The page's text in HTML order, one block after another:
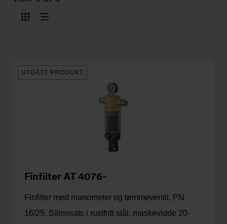
Vis
Vis
UTGÅTT PRODUKT
Finfilter AT 4076-
Finfilter med manometer og tømmeventil, PN
16/25. Silinnsats i rustfritt stål, maskevidde 20-